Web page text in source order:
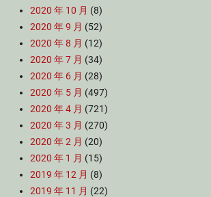
2020 年 10 月 (8)
2020 年 9 月 (52)
2020 年 8 月 (12)
2020 年 7 月 (34)
2020 年 6 月 (28)
2020 年 5 月 (497)
2020 年 4 月 (721)
2020 年 3 月 (270)
2020 年 2 月 (20)
2020 年 1 月 (15)
2019 年 12 月 (8)
2019 年 11 月 (22)